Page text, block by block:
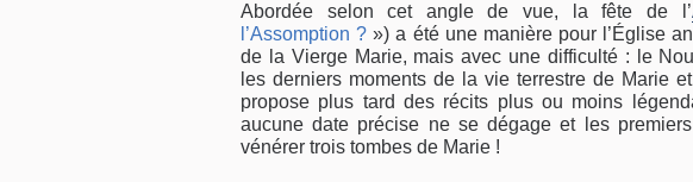
Abordée selon cet angle de vue, la fête de l’
l’Assomption ?») a été une manière pour l’Église
de la Vierge Marie, mais avec une difficulté : le
les derniers moments de la vie terrestre de Marie
propose plus tard des récits plus ou moins
aucune date précise ne se dégage et les
vénérer trois tombes de Marie !